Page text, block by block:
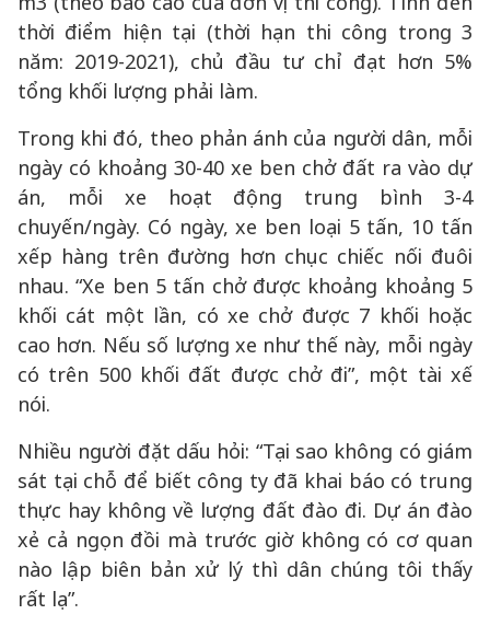
thời điểm hiện tại (thời hạn thi công trong 3
năm: 2019-2021), chủ đầu tư chỉ đạt hơn 5%
tổng khối lượng phải làm.
Trong khi đó, theo phản ánh của người dân, mỗi
ngày có khoảng 30-40 xe ben chở đất ra vào dự
án, mỗi xe hoạt động trung bình 3-4
chuyến/ngày. Có ngày, xe ben loại 5 tấn, 10 tấn
xếp hàng trên đường hơn chục chiếc nối đuôi
nhau. “Xe ben 5 tấn chở được khoảng khoảng 5
khối cát một lần, có xe chở được 7 khối hoặc
cao hơn. Nếu số lượng xe như thế này, mỗi ngày
có trên 500 khối đất được chở đi”, một tài xế
nói.
Nhiều người đặt dấu hỏi: “Tại sao không có giám
sát tại chỗ để biết công ty đã khai báo có trung
thực hay không về lượng đất đào đi. Dự án đào
xẻ cả ngọn đồi mà trước giờ không có cơ quan
nào lập biên bản xử lý thì dân chúng tôi thấy
rất lạ”.